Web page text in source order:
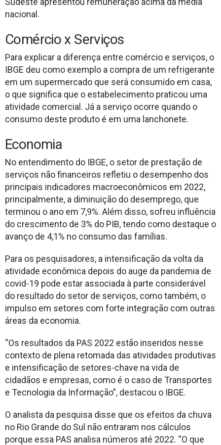
nacional.
Comércio x Serviços
Para explicar a diferença entre comércio e serviços, o
IBGE deu como exemplo a compra de um refrigerante
em um supermercado que será consumido em casa,
o que significa que o estabelecimento praticou uma
atividade comercial. Já a serviço ocorre quando o
consumo deste produto é em uma lanchonete.
Economia
No entendimento do IBGE, o setor de prestação de
serviços não financeiros refletiu o desempenho dos
principais indicadores macroeconômicos em 2022,
principalmente, a diminuição do desemprego, que
terminou o ano em 7,9%. Além disso, sofreu influência
do crescimento de 3% do PIB, tendo como destaque o
avanço de 4,1% no consumo das famílias.
Para os pesquisadores, a intensificação da volta da
atividade econômica depois do auge da pandemia de
covid-19 pode estar associada à parte considerável
do resultado do setor de serviços, como também, o
impulso em setores com forte integração com outras
áreas da economia.
“Os resultados da PAS 2022 estão inseridos nesse
contexto de plena retomada das atividades produtivas
e intensificação de setores-chave na vida de
cidadãos e empresas, como é o caso de Transportes
e Tecnologia da Informação”, destacou o IBGE.
O analista da pesquisa disse que os efeitos da chuva
no Rio Grande do Sul não entraram nos cálculos
porque essa PAS analisa números até 2022. “O que